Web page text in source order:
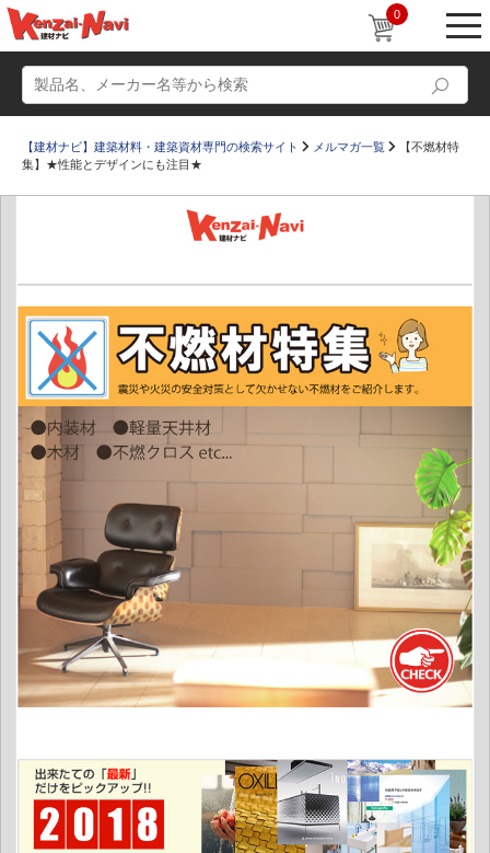
0
かたなび
すまいリング 設計士インタビュー
Q＆A 販売・施工代理店募集
お気に入り
【建材ナビ】建築材料・建築資材専門の検索サイト メルマガ一覧
【不燃材特
集】★性能とデザインにも注目★